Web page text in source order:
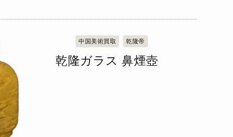
中国美術買取 乾隆帝
乾隆ガラス 鼻煙壺